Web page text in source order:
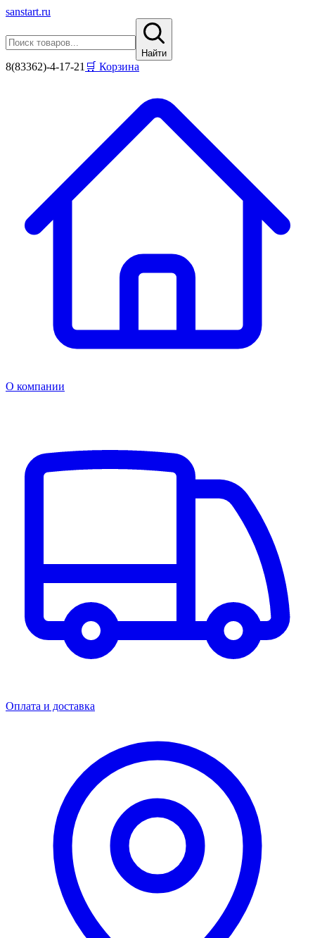
sanstart.ru
Найти
8(83362)-4-17-21 🛒 Корзина
О компании
Оплата и доставка